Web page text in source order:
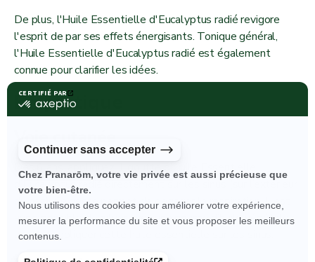
De plus, l'Huile Essentielle d'Eucalyptus radié revigore
l'esprit de par ses effets énergisants. Tonique général,
l'Huile Essentielle d'Eucalyptus radié est également
connue pour clarifier les idées.
En pratique
Dès 6 ans, appliquez 1 goutte d’Huile Essentielle
d’Eucalyptus radié directement sur les sinus (sur l’extérieur
du nez). Ce geste permet de dégager la respiration. Il est
aussi possible de diluer avec une goutte d’huile végétale
avant d’appliquer cette huile essentielle sur les sinus.